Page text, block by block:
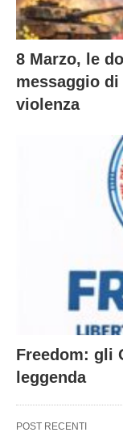
8 Marzo, le
messaggio
violenza
Freedom: gli
leggenda
POST RECENTI